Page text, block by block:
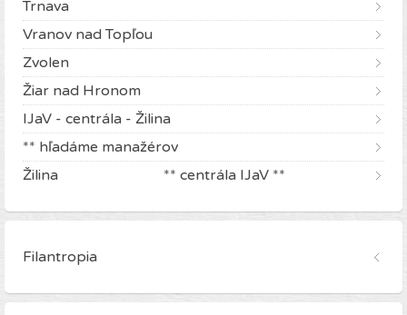
Trnava
Vranov nad Topľou
Zvolen
Žiar nad Hronom
IJaV - centrála - Žilina
** hľadáme manažérov
Žilina ** centrála IJaV **
Filantropia